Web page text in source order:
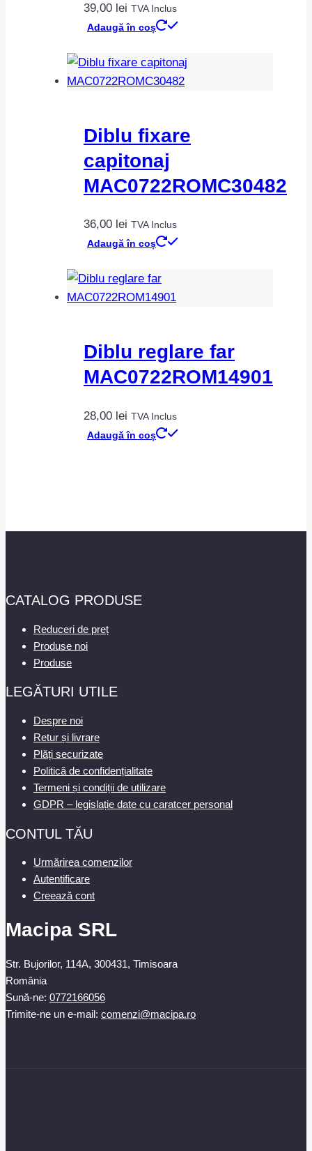
39,00 lei TVA Inclus
Adaugă în coș
Diblu fixare
capitonaj
MAC0722ROMC30482
36,00 lei TVA Inclus
Adaugă în coș
Diblu reglare far
MAC0722ROM14901
28,00 lei TVA Inclus
Adaugă în coș
CATALOG PRODUSE
Reduceri de preț
Produse noi
Produse
LEGĂTURI UTILE
Despre noi
Retur și livrare
Plăți securizate
Politică de confidențialitate
Termeni și condiții de utilizare
GDPR – legislație date cu caratcer personal
CONTUL TĂU
Urmărirea comenzilor
Autentificare
Creează cont
Macipa SRL
Str. Bujorilor, 114A, 300431, Timisoara
România
Sună-ne: 0772166056
Trimite-ne un e-mail: comenzi@macipa.ro